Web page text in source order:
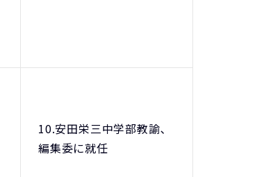
10.安田栄三中学部教諭､
編集委に就任